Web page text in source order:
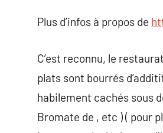
Plus d’infos à propos de
C’est reconnu, le
plats sont bourrés
habilement cachés sous
Bromate de , etc ) ( pour